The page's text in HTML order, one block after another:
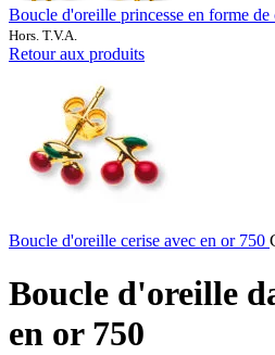
Boucle d'oreille princesse en forme
Hors. T.V.A.
Retour aux produits
Boucle d'oreille cerise avec en or 750
Boucle d'oreille
en or 750